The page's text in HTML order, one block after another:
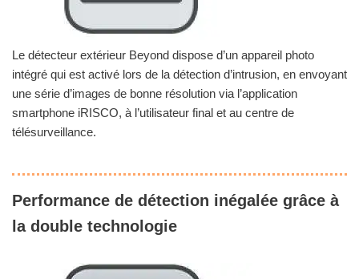
Le détecteur extérieur Beyond dispose d’un appareil photo
intégré qui est activé lors de la détection d’intrusion, en envoyant
une série d’images de bonne résolution via l’application
smartphone iRISCO, à l’utilisateur final et au centre de
télésurveillance.
Performance de détection inégalée grâce à
la double technologie